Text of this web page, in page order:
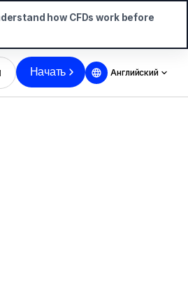
Начать Английский
how CFDs work before